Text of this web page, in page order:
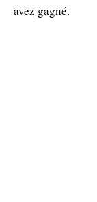
avez gagné.